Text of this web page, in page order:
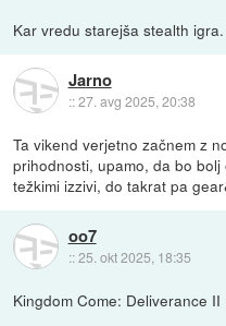
Kar vredu starejša stealth igra.
Jarno
::27. avg 2025, 20:38
Ta vikend verjetno začnem z
prihodnosti, upamo, da bo
težkimi izzivi, do takrat pa
oo7
::25. okt 2025, 18:35
Kingdom Come: Deliverance